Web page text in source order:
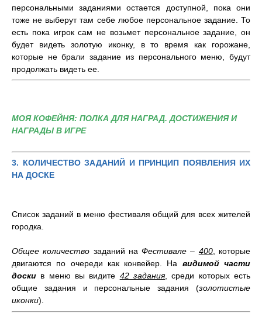
персональными заданиями остается доступной, пока они
тоже не выберут там себе любое персональное задание. То
есть пока игрок сам не возьмет персональное задание, он
будет видеть золотую иконку, в то время как горожане,
которые не брали задание из персонального меню, будут
продолжать видеть ее.
МОЯ КОФЕЙНЯ: ПОЛКА ДЛЯ НАГРАД. ДОСТИЖЕНИЯ И
НАГРАДЫ В ИГРЕ
3. КОЛИЧЕСТВО ЗАДАНИЙ И ПРИНЦИП ПОЯВЛЕНИЯ ИХ
НА ДОСКЕ
Список заданий в меню фестиваля общий для всех жителей
городка.
Общее количество заданий наФестивале– 400, которые
двигаются по очереди как конвейер. На
видимой части
доски в меню вы видите 42 задания, среди которых есть
общие задания и персональные задания (золотистые
иконки).